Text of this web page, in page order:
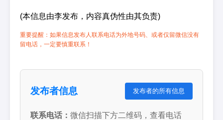
(本信息由李发布，内容真伪性由其负责)
重要提醒：如果信息发布人联系电话为外地号码、或者仅留微信没有
留电话，一定要慎重联系！
发布者信息 发布者的所有信息
联系电话： 微信扫描下方二维码，查看电话